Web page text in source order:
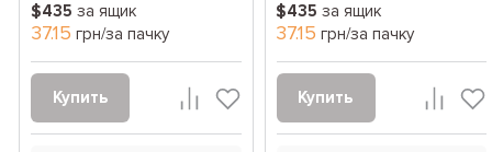
$435 за ящик
37.15 грн/за пачку
Купить
$435 за ящик
37.15 грн/за пачку
Купить